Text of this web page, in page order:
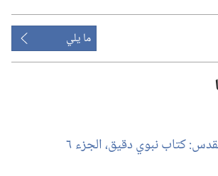
ما يلي
كتاب نبوي دقيق،‏ الجزء ٦